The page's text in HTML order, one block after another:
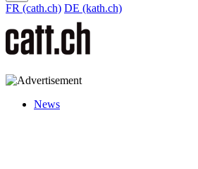
FR (cath.ch) DE (kath.ch)
News